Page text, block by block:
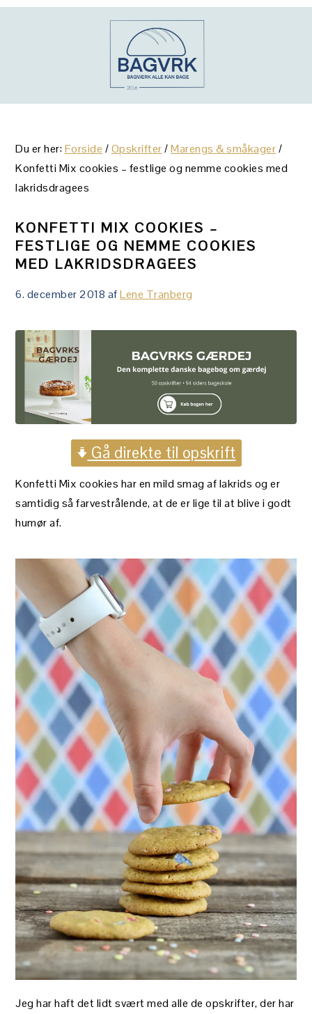
Gå
Skip
Gå
Du er her:Forside /Opskrifter / Marengs & småkager/
Konfetti Mix cookies – festlige og nemme cookies med
lakridsdragees
KONFETTI MIX COOKIES –
FESTLIGE OG NEMME COOKIES
MED LAKRIDSDRAGEES
6. december 2018 afLene Tranberg
Gå direkte til opskrift
Konfetti Mix cookies har en mild smag af lakrids og er
samtidig så farvestrålende, at de er lige til at blive i godt
humør af.
Jeg har haft det lidt svært med alle de opskrifter, der har